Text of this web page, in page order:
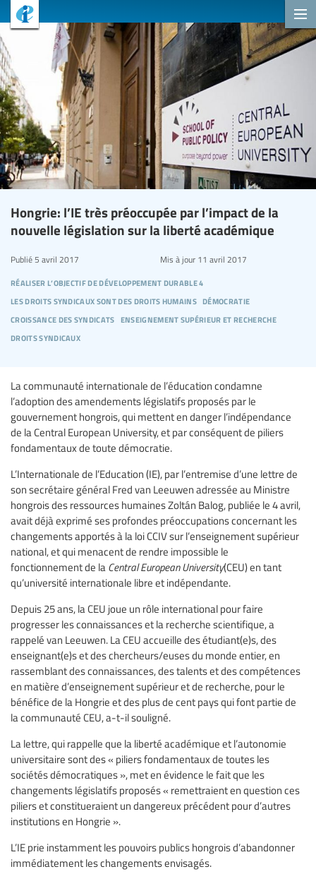
Hongrie: l’IE très préoccupée par l’impact de la
nouvelle législation sur la liberté académique
réaliser l’objectif de développement durable 4
les droits syndicaux sont des droits humains démocratie
croissance des syndicats enseignement supérieur et recherche
droits syndicaux
Publié 5 avril 2017 Mis à jour11 avril 2017
La communauté internationale de l’éducation condamne
l’adoption des amendements législatifs proposés par le
gouvernement hongrois, qui mettent en danger l’indépendance
de la Central European University, et par conséquent de piliers
fondamentaux de toute démocratie.
L’Internationale de l’Education (IE), par l’entremise d’une lettre de
son secrétaire général Fred van Leeuwen adressée au Ministre
hongrois des ressources humaines Zoltán Balog, publiée le 4 avril,
avait déjà exprimé ses profondes préoccupations concernant les
changements apportés à la loi CCIV sur l’enseignement supérieur
national, et qui menacent de rendre impossible le
fonctionnement de la Central European University(CEU) en tant
qu’université internationale libre et indépendante.
Depuis 25 ans, la CEU joue un rôle international pour faire
progresser les connaissances et la recherche scientifique, a
rappelé van Leeuwen. La CEU accueille des étudiant(e)s, des
enseignant(e)s et des chercheurs/euses du monde entier, en
rassemblant des connaissances, des talents et des compétences
en matière d’enseignement supérieur et de recherche, pour le
bénéfice de la Hongrie et des plus de cent pays qui font partie de
la communauté CEU, a-t-il souligné.
La lettre, qui rappelle que la liberté académique et l’autonomie
universitaire sont des « piliers fondamentaux de toutes les
sociétés démocratiques », met en évidence le fait que les
changements législatifs proposés « remettraient en question ces
piliers et constitueraient un dangereux précédent pour d’autres
institutions en Hongrie ».
L’IE prie instamment les pouvoirs publics hongrois d’abandonner
immédiatement les changements envisagés.